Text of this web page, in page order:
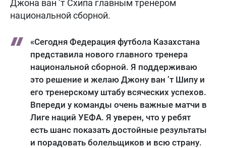
Джона ван ’т Схипа главным тренером
национальной сборной.
«Сегодня Федерация футбола Казахстана
представила нового главного тренера
национальной сборной. Я поддерживаю
это решение и желаю Джону ван ’т Шипу и
его тренерскому штабу всяческих успехов.
Впереди у команды очень важные матчи в
Лиге наций УЕФА. Я уверен, что у ребят
есть шанс показать достойные результаты
и порадовать болельщиков и всю страну.